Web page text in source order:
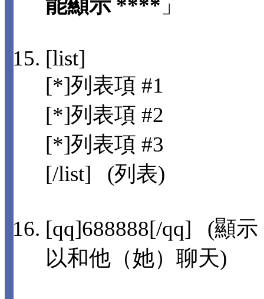
能顯示 **** 」
[list]
[*]列表項 #1
[*]列表項 #2
[*]列表項 #3
[/list] (列表)
[qq]688888[/qq] (顯
以和他（她）聊天)